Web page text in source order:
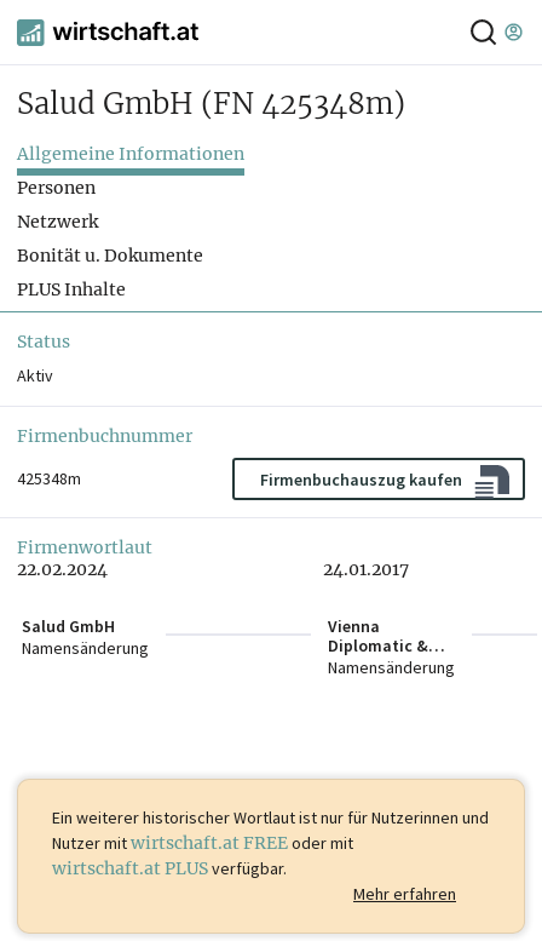
Salud GmbH (FN 425348m)
Allgemeine Informationen
Personen
Netzwerk
Bonität u. Dokumente
PLUS Inhalte
Status
Aktiv
Firmenbuchnummer
425348m
Firmenbuchauszug kaufen
Firmenwortlaut
22.02.2024
Salud GmbH
Namensänderung
24.01.2017
Vienna
Diplomatic &
Distribution
Namensänderung
Ein weiterer historischer Wortlaut istnur für Nutzerinnen und
Nutzer mitwirtschaft.at FREEoder mit
wirtschaft.at PLUSverfügbar.
Mehr erfahren